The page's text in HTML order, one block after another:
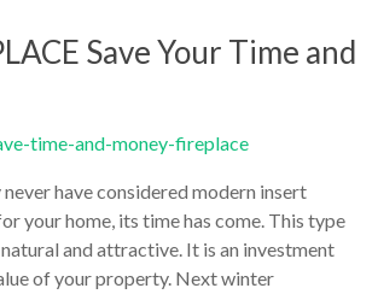
Save Your Time and
have considered modern insert
your home, its time has come. This type
and attractive. It is an investment
of your property. Next winter